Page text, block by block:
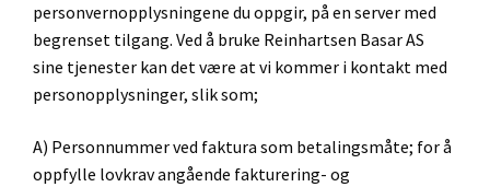
personvernopplysningene du oppgir, på en server med
begrenset tilgang. Ved å bruke Reinhartsen Basar AS
sine tjenester kan det være at vi kommer i kontakt med
personopplysninger, slik som;
A) Personnummer ved faktura som betalingsmåte; for å
oppfylle lovkrav angående fakturering- og